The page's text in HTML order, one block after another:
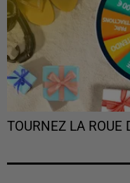
TOURNEZ LA ROUE